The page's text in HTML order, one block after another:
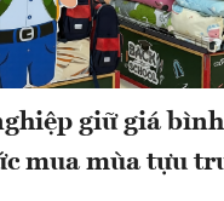
giữ giá
mua mùa tựu